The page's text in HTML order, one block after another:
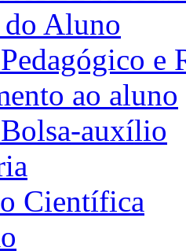
Aluno
e
ao aluno
auxílio
Científica